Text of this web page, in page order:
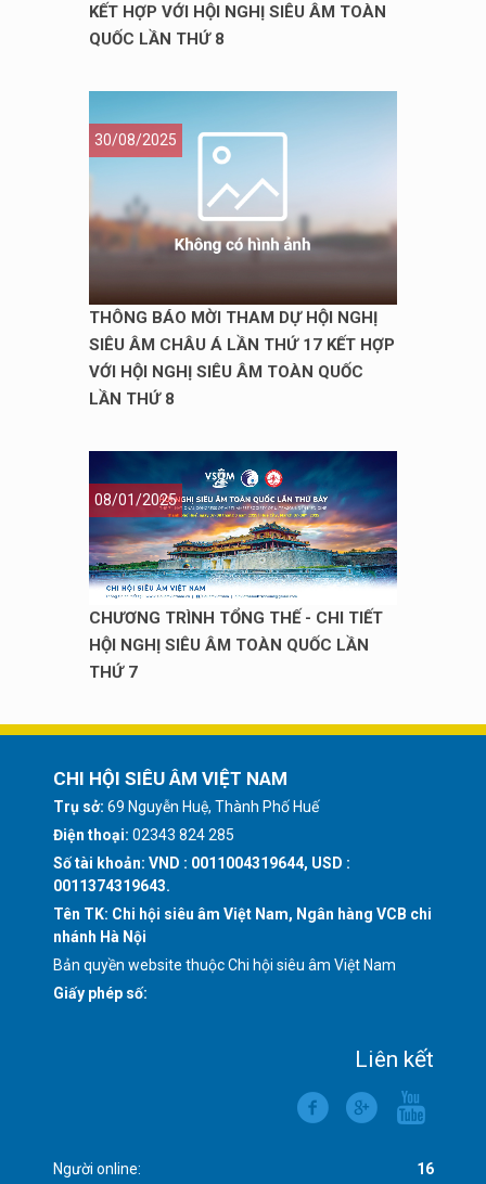
KẾT HỢP VỚI HỘI NGHỊ SIÊU ÂM TOÀN
QUỐC LẦN THỨ 8
30/08/2025
THÔNG BÁO MỜI THAM DỰ HỘI NGHỊ
SIÊU ÂM CHÂU Á LẦN THỨ 17 KẾT HỢP
VỚI HỘI NGHỊ SIÊU ÂM TOÀN QUỐC
LẦN THỨ 8
08/01/2025
CHƯƠNG TRÌNH TỔNG THẾ - CHI TIẾT
HỘI NGHỊ SIÊU ÂM TOÀN QUỐC LẦN
THỨ 7
CHI HỘI SIÊU ÂM VIỆT NAM
Trụ sở: 69 Nguyễn Huệ, Thành Phố Huế
Điện thoại: 02343 824 285
Số tài khoản: VND : 0011004319644, USD :
0011374319643.
Tên TK: Chi hội siêu âm Việt Nam, Ngân hàng VCB chi
nhánh Hà Nội
Bản quyền website thuộc Chi hội siêu âm Việt Nam
Giấy phép số:
Liên kết
Người online:
16